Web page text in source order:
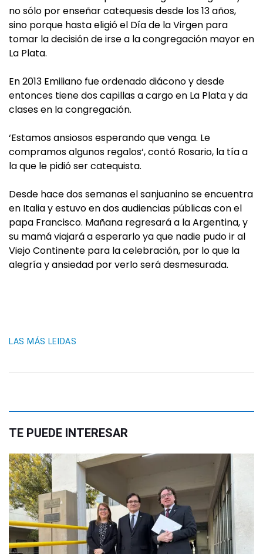
no sólo por enseñar catequesis desde los 13 años,
sino porque hasta eligió el Día de la Virgen para
tomar la decisión de irse a la congregación mayor en
La Plata.
En 2013 Emiliano fue ordenado diácono y desde
entonces tiene dos capillas a cargo en La Plata y da
clases en la congregación.
‘Estamos ansiosos esperando que venga. Le
compramos algunos regalos‘, contó Rosario, la tía a
la que le pidió ser catequista.
Desde hace dos semanas el sanjuanino se encuentra
en Italia y estuvo en dos audiencias públicas con el
papa Francisco. Mañana regresará a la Argentina, y
su mamá viajará a esperarlo ya que nadie pudo ir al
Viejo Continente para la celebración, por lo que la
alegría y ansiedad por verlo será desmesurada.
LAS MÁS LEIDAS
TE PUEDE INTERESAR